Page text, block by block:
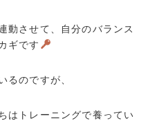
動させて、自分のバランス
ギです
るのですが、
はトレーニングで養ってい